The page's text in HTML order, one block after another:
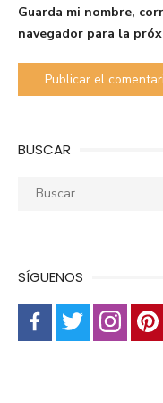
Guarda mi nombre,
navegador para la
BUSCAR
Buscar:
SÍGUENOS